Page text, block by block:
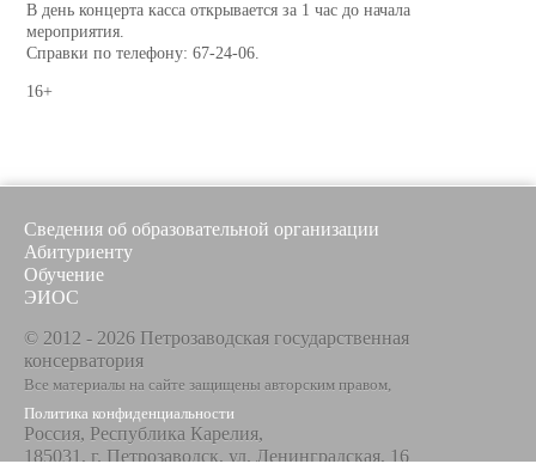
В день концерта касса открывается за 1 час до начала
мероприятия.
Справки по телефону: 67-24-06.
16+
Сведения об образовательной организации
Абитуриенту
Обучение
ЭИОС
© 2012 - 2026 Петрозаводская государственная
консерватория
Все материалы на сайте защищены авторским правом,
Политика конфиденциальности
Россия, Республика Карелия,
185031, г. Петрозаводск, ул. Ленинградская, 16